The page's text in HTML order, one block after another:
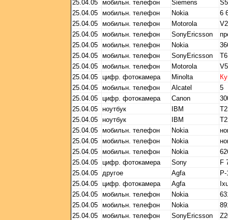
25.04.05 мобильн. телефон Siemens
25.04.05 мобильн. телефон Nokia
6
25.04.05 мобильн. телефон Motorola
25.04.05 мобильн. телефон SonyEricsson
25.04.05 мобильн. телефон Nokia
25.04.05 мобильн. телефон SonyEricsson
25.04.05 мобильн. телефон Motorola
25.04.05 цифр. фотокамера Minolta
25.04.05 мобильн. телефон Alcatel
5
25.04.05 цифр. фотокамера Canon
25.04.05 ноутбук IBM
25.04.05 ноутбук IBM
25.04.05 мобильн. телефон Nokia
25.04.05 мобильн. телефон Nokia
25.04.05 мобильн. телефон Nokia
25.04.05 цифр. фотокамера Sony
F
25.04.05 другое Agfa
Р-
25.04.05 цифр. фотокамера Agfa
25.04.05 мобильн. телефон Nokia
25.04.05 мобильн. телефон Nokia
25.04.05 мобильн. телефон SonyEricsson